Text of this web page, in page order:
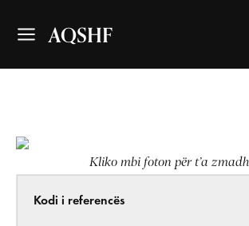
AQSHF
Kliko mbi foton për t’a
Kodi i referencës